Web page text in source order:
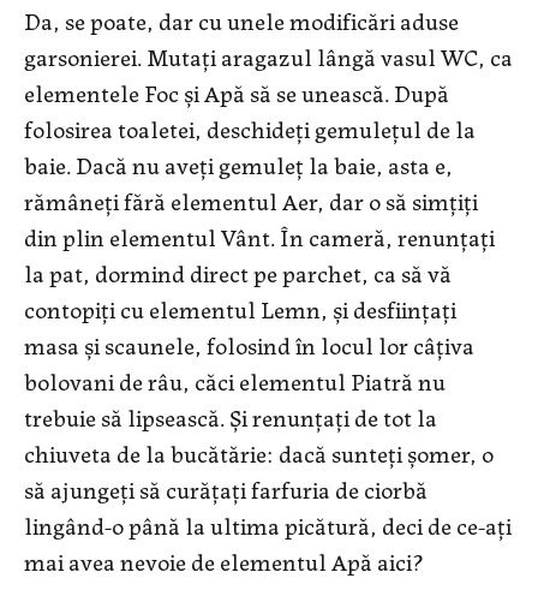
Da, se poate, dar cu unele modificări aduse
garsonierei. Mutaţi aragazul lângă vasul WC, ca
elementele Foc şi Apă să se unească. După
folosirea toaletei, deschideţi gemuleţul de la
baie. Dacă nu aveţi gemuleţ la baie, asta e,
rămâneţi fără elementul Aer, dar o să simţiţi
din plin elementul Vânt. În cameră, renunţaţi
la pat, dormind direct pe parchet, ca să vă
contopiţi cu elementul Lemn, şi desfiinţaţi
masa şi scaunele, folosind în locul lor câţiva
bolovani de râu, căci elementul Piatră nu
trebuie să lipsească. Şi renunţaţi de tot la
chiuveta de la bucătărie: dacă sunteţi şomer, o
să ajungeţi să curăţaţi farfuria de ciorbă
lingând-o până la ultima picătură, deci de ce-aţi
mai avea nevoie de elementul Apă aici?